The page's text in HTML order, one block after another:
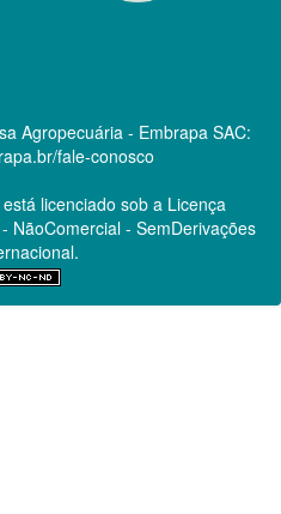
Agropecuária - Embrapa SAC:
fale-conosco
licenciado sob a Licença
NãoComercial - SemDerivações